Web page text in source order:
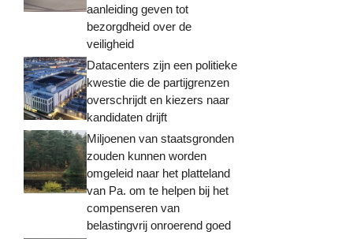
aanleiding geven tot
bezorgdheid over de
veiligheid
Datacenters zijn een politieke
kwestie die de partijgrenzen
overschrijdt en kiezers naar
kandidaten drijft
Miljoenen van staatsgronden
zouden kunnen worden
omgeleid naar het platteland
van Pa. om te helpen bij het
compenseren van
belastingvrij onroerend goed